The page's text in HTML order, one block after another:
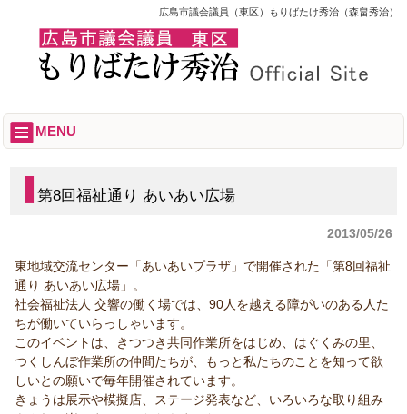
広島市議会議員（東区）もりばたけ秀治（森畠秀治）
MENU
第8回福祉通り あいあい広場
2013/05/26
東地域交流センター「あいあいプラザ」で開催された「第8回福祉
通り あいあい広場」。
社会福祉法人 交響の働く場では、90人を越える障がいのある人た
ちが働いていらっしゃいます。
このイベントは、きつつき共同作業所をはじめ、はぐくみの里、
つくしんぼ作業所の仲間たちが、もっと私たちのことを知って欲
しいとの願いで毎年開催されています。
きょうは展示や模擬店、ステージ発表など、いろいろな取り組み